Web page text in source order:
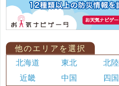
他のエリアを選択
北海道
東北 北陸
近畿
中国 四国